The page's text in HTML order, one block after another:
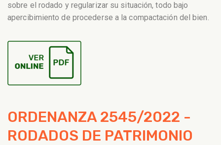
sobre el rodado y regularizar su situación, todo bajo
apercibimiento de procederse a la compactación del bien.
ORDENANZA 2545/2022 -
RODADOS DE PATRIMONIO